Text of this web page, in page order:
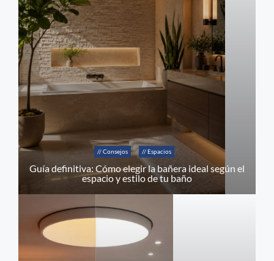
// Consejos // Espacios
Guía definitiva: Cómo elegir la bañera ideal según el
espacio y estilo de tu baño